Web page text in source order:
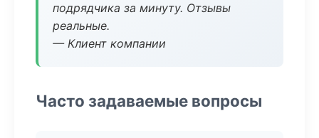
подрядчика за минуту. Отзывы
реальные.
— Клиент компании
Часто задаваемые вопросы